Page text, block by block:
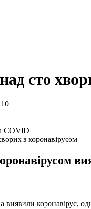
сто
з коронавірусом
коронавірус,